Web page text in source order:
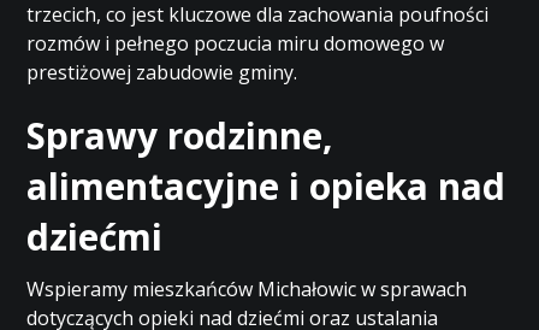
trzecich, co jest kluczowe dla zachowania poufności
rozmów i pełnego poczucia miru domowego w
prestiżowej zabudowie gminy.
Sprawy rodzinne,
alimentacyjne i opieka nad
dziećmi
Wspieramy mieszkańców Michałowic w sprawach
dotyczących opieki nad dziećmi oraz ustalania